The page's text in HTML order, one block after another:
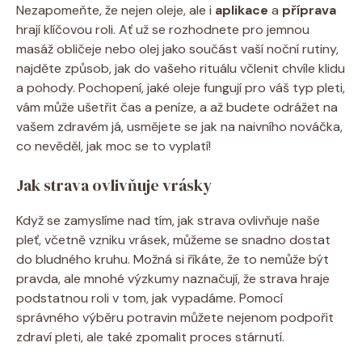
Nezapomeňte, že nejen oleje, ale i aplikace a příprava
hrají klíčovou roli. Ať už se rozhodnete pro jemnou
masáž obličeje nebo olej jako součást vaší noční rutiny,
najděte způsob, jak do vašeho rituálu včlenit chvíle klidu
a pohody. Pochopení, jaké oleje fungují pro váš typ pleti,
vám může ušetřit čas a peníze, a až budete odrážet na
vašem zdravém já, usmějete se jak na naivního nováčka,
co nevěděl, jak moc se to vyplatí!
Jak strava ovlivňuje vrásky
Když se zamyslíme nad tím, jak strava ovlivňuje naše
pleť, včetně vzniku vrásek, můžeme se snadno dostat
do bludného kruhu. Možná si říkáte, že to nemůže být
pravda, ale mnohé výzkumy naznačují, že strava hraje
podstatnou roli v tom, jak vypadáme. Pomocí
správného výběru potravin můžete nejenom podpořit
zdraví pleti, ale také zpomalit proces stárnutí.